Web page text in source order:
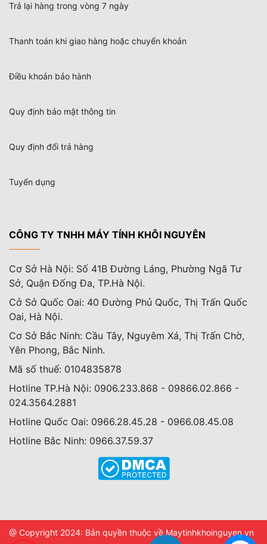
Trả lại hàng trong vòng 7 ngày
Thanh toán khi giao hàng hoặc chuyển khoản
Điều khoản bảo hành
Quy định bảo mật thông tin
Quy định đổi trả hàng
Tuyển dụng
CÔNG TY TNHH MÁY TÍNH KHÔI NGUYÊN
Cơ Sở Hà Nội: Số 41B Đường Láng, Phường Ngã Tư
Sở, Quận Đống Đa, TP.Hà Nội.
Cở Sở Quốc Oai: 40 Đường Phủ Quốc, Thị Trấn Quốc
Oai, Hà Nội.
Cơ Sở Bắc Ninh: Cầu Tây, Nguyêm Xá, Thị Trấn Chờ,
Yên Phong, Bắc Ninh.
Mã số thuế: 0104835878
Hotline TP.Hà Nội: 0906.233.868 - 09866.02.866 -
024.3564.2881
Hotline Quốc Oai: 0966.28.45.28 - 0966.08.45.08
Hotline Bắc Ninh: 0966.37.59.37
@ Copyright 2024: Bản quyền thuộc về Maytinhkhoinguyen.vn